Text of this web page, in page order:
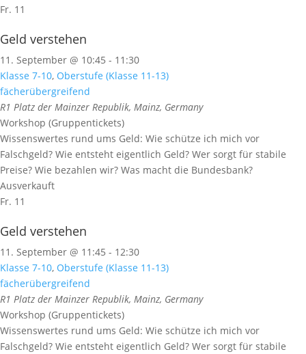
Fr. 11
Geld verstehen
11. September @ 10:45 - 11:30
Klasse 7-10, Oberstufe (Klasse 11-13)
fächerübergreifend
R1 Platz der Mainzer Republik, Mainz, Germany
Workshop (Gruppentickets)
Wissenswertes rund ums Geld: Wie schütze ich mich vor
Falschgeld? Wie entsteht eigentlich Geld? Wer sorgt für stabile
Preise? Wie bezahlen wir? Was macht die Bundesbank?
Ausverkauft
Fr. 11
Geld verstehen
11. September @ 11:45 - 12:30
Klasse 7-10, Oberstufe (Klasse 11-13)
fächerübergreifend
R1 Platz der Mainzer Republik, Mainz, Germany
Workshop (Gruppentickets)
Wissenswertes rund ums Geld: Wie schütze ich mich vor
Falschgeld? Wie entsteht eigentlich Geld? Wer sorgt für stabile